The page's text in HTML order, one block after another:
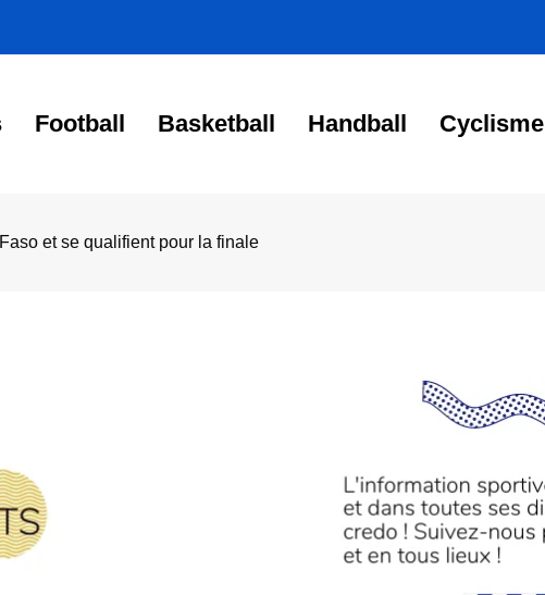
Football Basketball Handball Cyclisme
et se qualifient pour la finale